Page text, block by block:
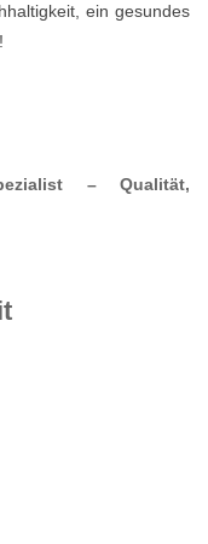
ein gesundes
– Qualität,